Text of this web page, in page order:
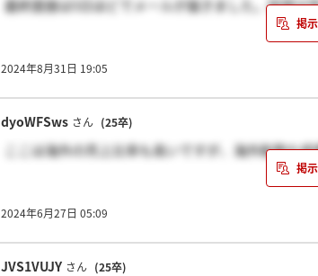
最終面接は5日ほどでメールが届きました。採用は
2024年8月31日 19:05
dyoWFSws さん (25卒)
ここは海外の売上比率も高いですが、海外転勤も
2024年6月27日 05:09
JVS1VUJY さん (25卒)